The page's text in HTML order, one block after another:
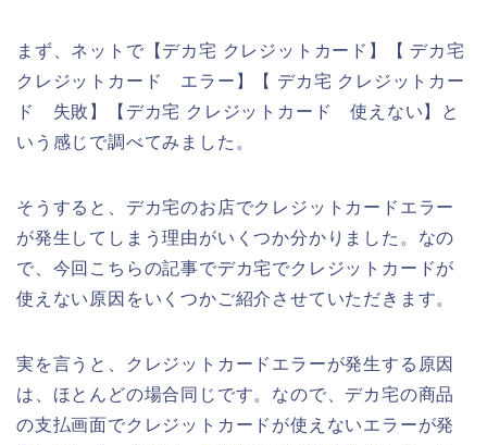
まず、ネットで【デカ宅 クレジットカード】【 デカ宅
クレジットカード エラー】【 デカ宅 クレジットカー
ド 失敗】【デカ宅 クレジットカード 使えない】と
いう感じで調べてみました。
そうすると、デカ宅のお店でクレジットカードエラー
が発生してしまう理由がいくつか分かりました。なの
で、今回こちらの記事でデカ宅でクレジットカードが
使えない原因をいくつかご紹介させていただきます。
実を言うと、クレジットカードエラーが発生する原因
は、ほとんどの場合同じです。なので、デカ宅の商品
の支払画面でクレジットカードが使えないエラーが発